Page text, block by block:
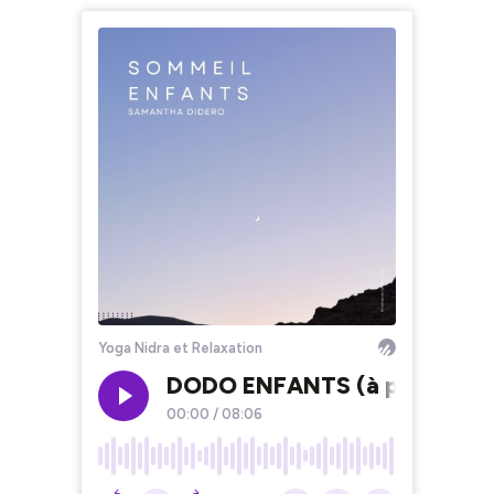
Yoga Nidra et Relaxation
DODO ENFANTS (à partir
00:00 / 08:06